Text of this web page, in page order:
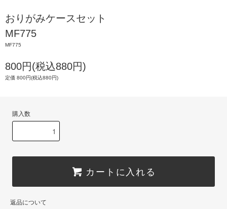
おりがみケースセット
MF775
MF775
800円(税込880円)
定価 800円(税込880円)
購入数
カートに入れる
返品について